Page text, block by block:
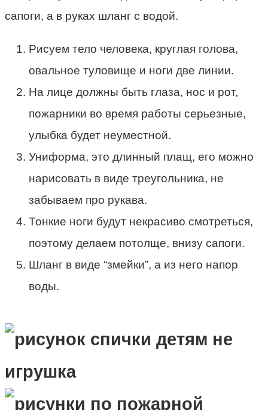
сапоги, а в руках шланг с водой.
Рисуем тело человека, круглая голова,
овальное туловище и ноги две линии.
На лице должны быть глаза, нос и рот,
пожарники во время работы серьезные,
улыбка будет неуместной.
Униформа, это длинный плащ, его можно
нарисовать в виде треугольника, не
забываем про рукава.
Тонкие ноги будут некрасиво смотреться,
поэтому делаем потолще, внизу сапоги.
Шланг в виде “змейки”, а из него напор
воды.